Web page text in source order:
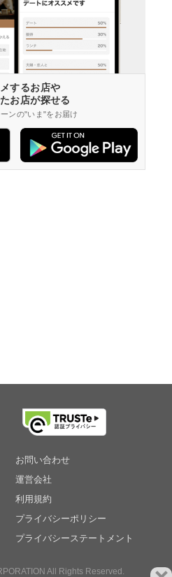
するお店や
お店が探せる
ンの"いま"をお届け
お問い合わせ
運営会社
利用規約
プライバシーポリシー
プライバシーステートメント
All Rights Reserved.